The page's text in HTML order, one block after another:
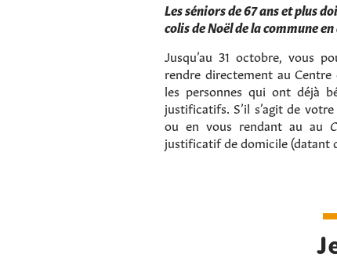
Les séniors de 67 ans et plus
colis de Noël de la commune
Jusqu’au 31 octobre, vous
rendre directement au
les personnes qui ont déjà
justificatifs. S’il s’agit de
ou en vous rendant au au
justificatif de domicile (datant